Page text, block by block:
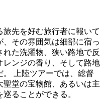
旅先を好む旅行者に報いて
、その雰囲気は細部に宿っ
た洗濯物、狭い路地で反
ンジの香り、そして路地
上陸ツアーでは、総督
堂の宝物館、あるいは主
ることができる。